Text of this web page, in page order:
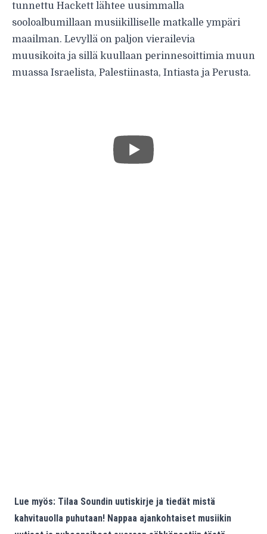
tunnettu Hackett lähtee uusimmalla
sooloalbumillaan musiikilliselle matkalle ympäri
maailman. Levyllä on paljon vierailevia
muusikoita ja sillä kuullaan perinnesoittimia muun
muassa Israelista, Palestiinasta, Intiasta ja Perusta.
Lue myös: Tilaa Soundin uutiskirje ja tiedät mistä
kahvitauolla puhutaan! Nappaa ajankohtaiset musiikin